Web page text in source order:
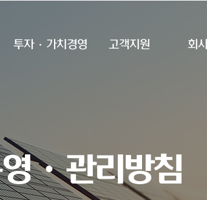
투자·가치경영 고객지원 회
ㆍ관리방침